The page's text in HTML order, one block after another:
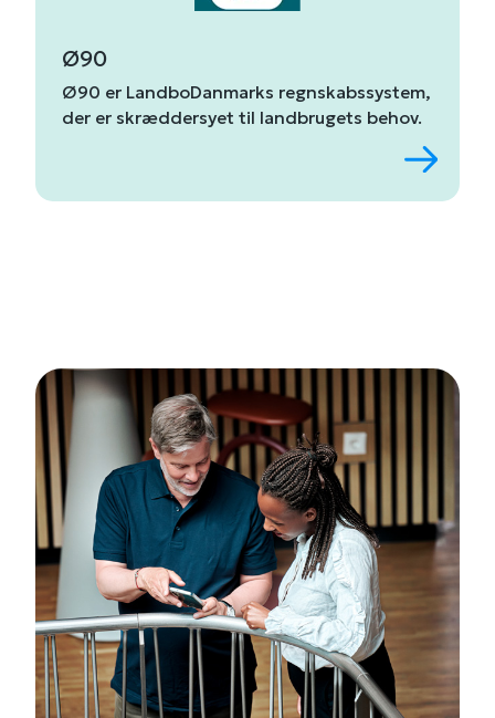
Ø90
Ø90 er LandboDanmarks regnskabssystem,
der er skræddersyet til landbrugets behov.